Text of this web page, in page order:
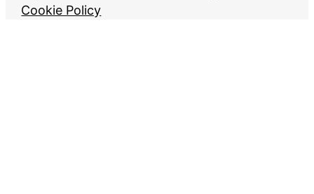
Cookie Policy